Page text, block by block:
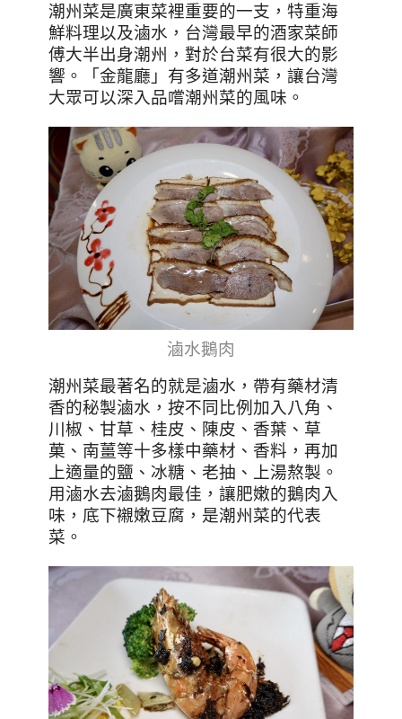
潮州菜是廣東菜裡重要的一支，特重海
鮮料理以及滷水，台灣最早的酒家菜師
傅大半出身潮州，對於台菜有很大的影
響 。「金龍廳」有多道潮州菜，讓台灣
大眾可以深入品嚐潮州菜的風味。
滷水鵝肉
潮州菜最著名的就是滷水， 帶有藥材清
香的秘製滷水，按不同比例加入八角、
川椒、甘草、桂皮、陳皮、香葉、草
菓、南薑等十多樣中藥材、香料，再加
上適量的鹽、冰糖、老抽、上湯熬製 。
用滷水去滷鵝肉最佳，讓肥嫩的鵝肉入
味，底下襯嫩豆腐，是潮州菜的代表
菜 。